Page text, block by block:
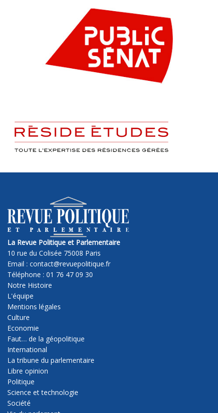
La Revue Politique et Parlementaire
10 rue du Colisée 75008 Paris
Email : contact@revuepolitique.fr
Téléphone : 01 76 47 09 30
Notre Histoire
L'équipe
Mentions légales
Culture
Economie
Faut… de la géopolitique
International
La tribune du parlementaire
Libre opinion
Politique
Science et technologie
Société